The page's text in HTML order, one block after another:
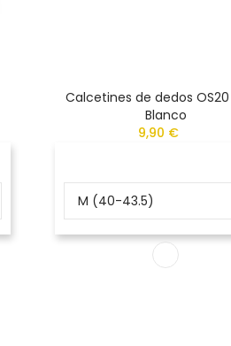
Calcetines de dedos
Blanco
9,90 €